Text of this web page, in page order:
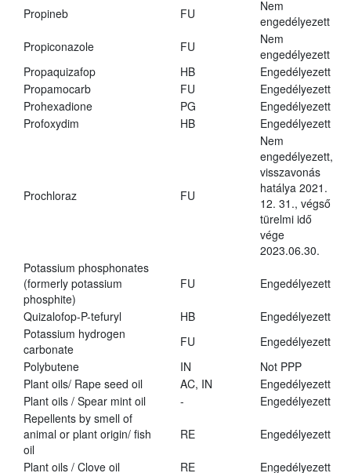
Propineb
FU
Nem
engedélyezett
Propiconazole
FU
Nem
engedélyezett
Propaquizafop
HB
Engedélyezett
Propamocarb
FU
Engedélyezett
Prohexadione
PG
Engedélyezett
Profoxydim
HB Engedélyezett
Prochloraz FU
Nem
engedélyezett,
visszavonás
hatálya 2021.
12. 31., végső
türelmi idő
vége
2023.06.30.
Potassium phosphonates
(formerly potassium
phosphite)
FU Engedélyezett
Quizalofop-P-tefuryl HB
Engedélyezett
Potassium hydrogen
carbonate
FU
Engedélyezett
Polybutene
IN
Not PPP
Plant oils/ Rape seed oil
AC, IN
Engedélyezett
Plant oils / Spear mint oil
-
Engedélyezett
Repellents by smell of
animal or plant origin/ fish
oil
RE Engedélyezett
Plant oils / Clove oil RE
Engedélyezett